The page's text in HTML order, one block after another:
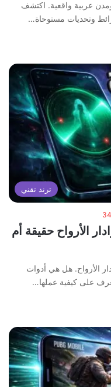
عربية واقعية. اكتشف
وتحديات مستوحاة…
ترند تقني
الأرواح حقيقة أم
الأرواح. هل هي أدوات
على كيفية عملها…